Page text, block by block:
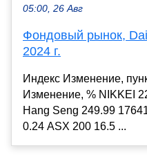
05:00, 26 Авг
Фондовый рынок,
2024 г.
Индекс Изменение,
Изменение, % NIKKEI
Hang Seng 249.99
0.24 ASX 200 16.5 ...